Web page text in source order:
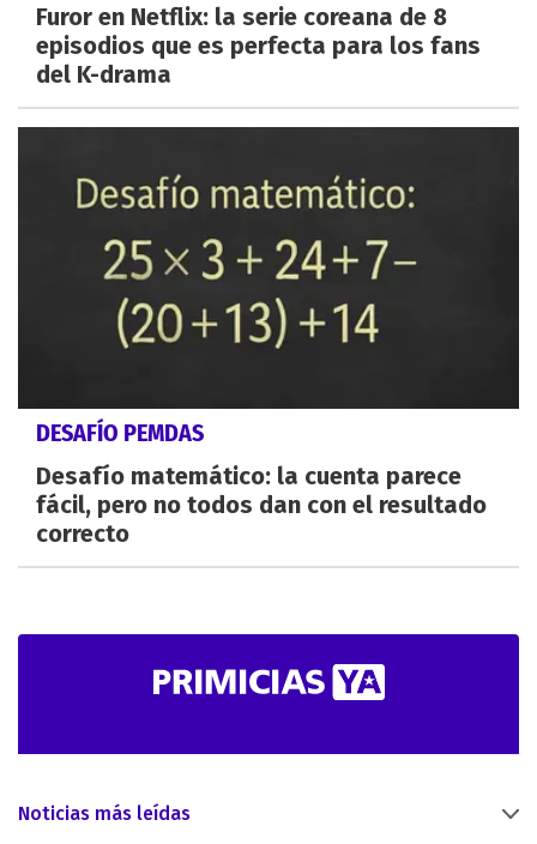
Furor en Netflix: la serie coreana de 8
episodios que es perfecta para los fans
del K-drama
DESAFÍO PEMDAS
Desafío matemático: la cuenta parece
fácil, pero no todos dan con el resultado
correcto
Noticias más leídas